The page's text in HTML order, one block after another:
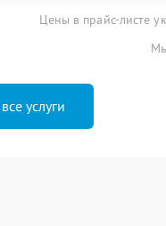
Цены в прайс-листе
услуги